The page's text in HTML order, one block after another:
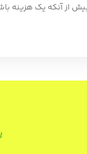
از آنکه یک هزینه